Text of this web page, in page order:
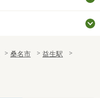
桑名市
益生駅